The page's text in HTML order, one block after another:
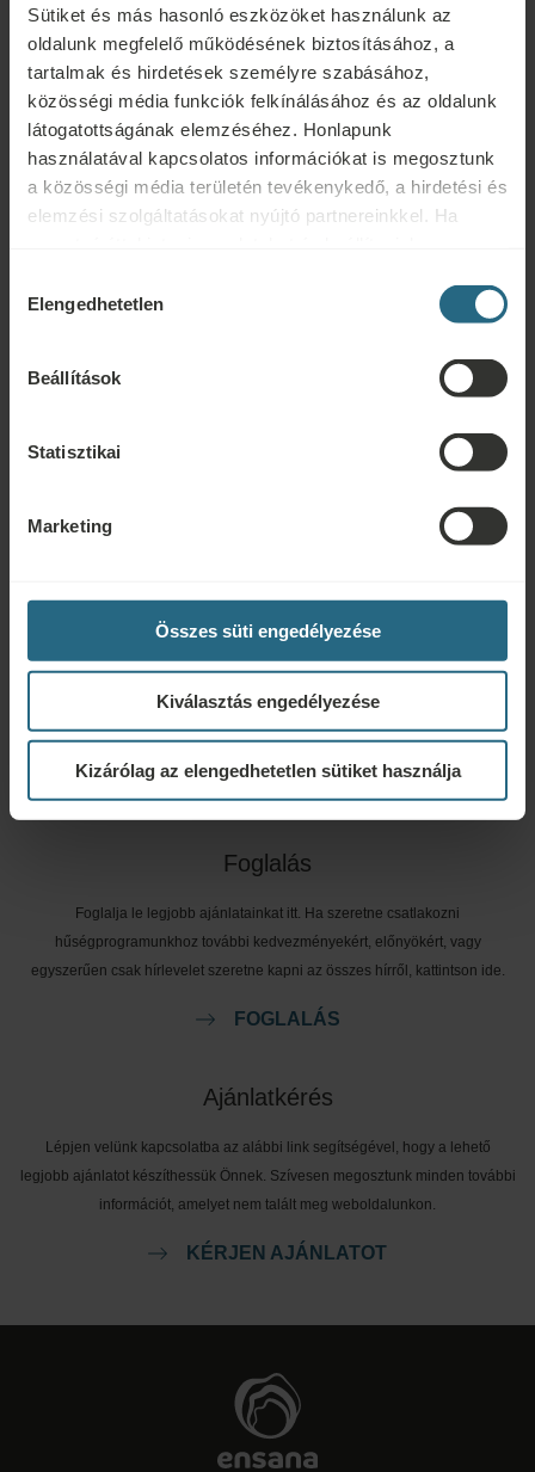
Sütiket és más hasonló eszközöket használunk az
oldalunk megfelelő működésének biztosításához, a
tartalmak és hirdetések személyre szabásához,
közösségi média funkciók felkínálásához és az oldalunk
látogatottságának elemzéséhez. Honlapunk
használatával kapcsolatos információkat is megosztunk
a közösségi média területén tevékenykedő, a hirdetési és
elemzési szolgáltatásokat nyújtó partnereinkkel. Ha
eszközöket, kérjük, folytassa a "Részletek" gombra
kattintva.
kiválasztása
Elengedhetetlen
Beállítások
Statisztikai
Marketing
Összes süti engedélyezése
Kiválasztás engedélyezése
Kizárólag az elengedhetetlen sütiket használja
Ingyenes szolgáltatások
A szállodához tartozó fitneszterem ingyenes használata
Kérdések
forduljon hozzánk bizalommal. A hűségprogramunkkal kapcsolatos
kérdésekért és válaszokért kattintson ide.
ÍRJON NEKÜNK
Foglalás
Foglalja le legjobb ajánlatainkat itt. Ha szeretne csatlakozni
hűségprogramunkhoz további kedvezményekért, előnyökért, vagy
egyszerűen csak hírlevelet szeretne kapni az összes hírről, kattintson ide.
FOGLALÁS
Ajánlatkérés
Lépjen velünk kapcsolatba az alábbi link segítségével, hogy a lehető
legjobb ajánlatot készíthessük Önnek. Szívesen megosztunk minden további
információt, amelyet nem talált meg weboldalunkon.
KÉRJEN AJÁNLATOT